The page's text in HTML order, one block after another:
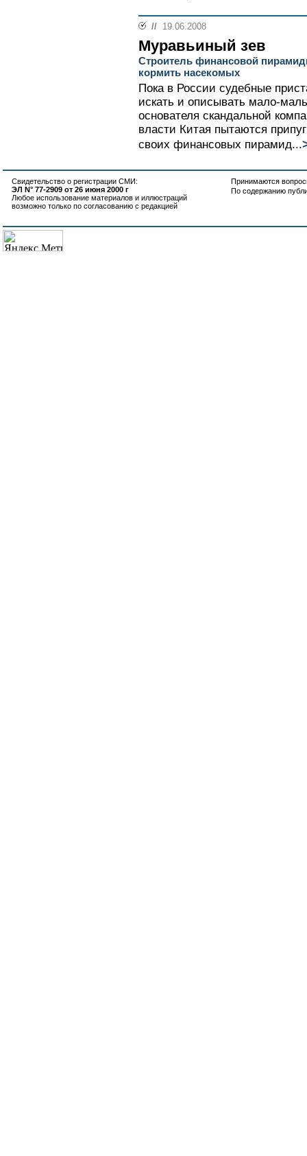
// 19.06.2008
Муравьиный зев
Строитель финансовой
кормить насекомых
Пока в России судебные
искать и описывать мало-
основателя скандальной
власти Китая пытаются
своих финансовых пирамид...
Свидетельство о регистрации СМИ:
ЭЛ N° 77-2909 от 26 июня 2000 г
Любое использование материалов и иллюстраций
возможно только по согласованию с редакцией
Принимаются
По содержанию